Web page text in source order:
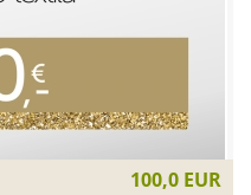
100,0 EUR